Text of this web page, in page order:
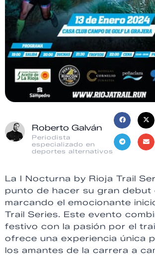
Roberto Galván
Periodista
especializado en
deportes alternativos
La I Nocturna by Rioja Trail
punto de hacer su gran debut
marcando el emocionante
Trail Series. Este evento
festivo con la pasión por el
ofrece una experiencia única
los amantes de la carrera a